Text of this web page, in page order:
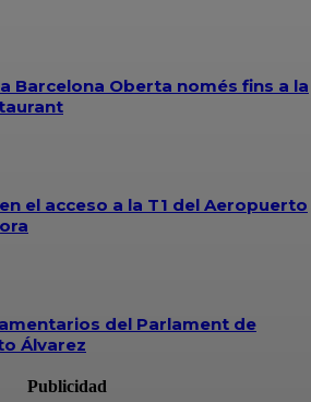
Barcelona Oberta només fins a la
el acceso a la T1 del Aeropuerto
del Parlament de
Álvarez
Publicidad